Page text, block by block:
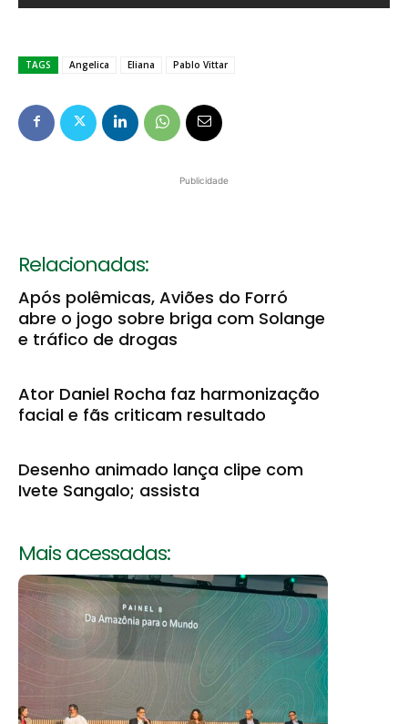
TAGS Angelica Eliana Pablo Vittar
Publicidade
Relacionadas:
Após polêmicas, Aviões do Forró
abre o jogo sobre briga com Solange
e tráfico de drogas
Ator Daniel Rocha faz harmonização
facial e fãs criticam resultado
Desenho animado lança clipe com
Ivete Sangalo; assista
Mais acessadas: